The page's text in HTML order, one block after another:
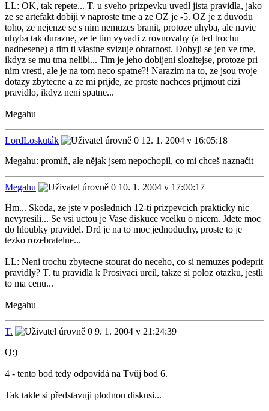
LL: OK, tak repete... T. u sveho prizpevku uvedl jista pravidla, jako
ze se artefakt dobiji v naproste tme a ze OZ je -5. OZ je z duvodu
toho, ze nejenze se s nim nemuzes branit, protoze uhyba, ale navic
uhyba tak durazne, ze te tim vyvadi z rovnovahy (a ted trochu
nadnesene) a tim ti vlastne svizuje obratnost. Dobyji se jen ve tme,
ikdyz se mu tma nelibi... Tim je jeho dobijeni slozitejse, protoze pri
nim vresti, ale je na tom neco spatne?! Narazim na to, ze jsou tvoje
dotazy zbytecne a ze mi prijde, ze proste nachces prijmout cizi
pravidlo, ikdyz neni spatne...
Megahu
LordLoskuták
12. 1. 2004 v 16:05:18
Megahu: promiň, ale nějak jsem nepochopil, co mi chceš naznačit
Megahu
10. 1. 2004 v 17:00:17
Hm... Skoda, ze jste v poslednich 12-ti prizpevcich prakticky nic
nevyresili... Se vsi uctou je Vase diskuce vcelku o nicem. Jdete moc
do hloubky pravidel. Drd je na to moc jednoduchy, proste to je
tezko rozebratelne...
LL: Neni trochu zbytecne stourat do neceho, co si nemuzes podeprit
pravidly? T. tu pravidla k Prosivaci urcil, takze si poloz otazku, jestli
to ma cenu...
Megahu
T.
9. 1. 2004 v 21:24:39
Q:)
4 - tento bod tedy odpovídá na Tvůj bod 6.
Tak takle si představuji plodnou diskusi...